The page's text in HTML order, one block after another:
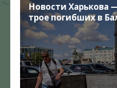
Новости Харькова
трое погибших в